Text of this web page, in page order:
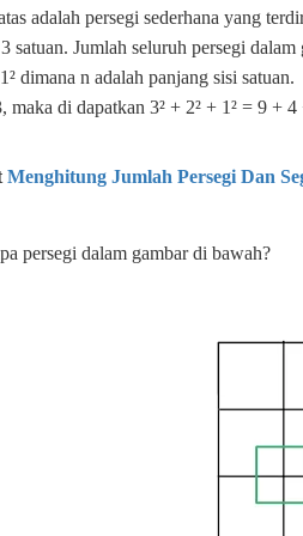
adalah persegi sederhana yang
satuan. Jumlah seluruh persegi
dimana n adalah panjang sisi satuan.
maka di dapatkan 3² + 2² + 1² = 9 +
Menghitung Jumlah Persegi Dan
persegi dalam gambar di bawah?